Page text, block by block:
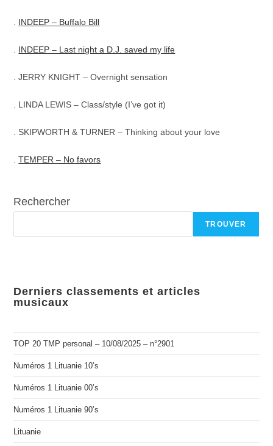
INDEEP – Buffalo Bill
INDEEP – Last night a D.J. saved my life
. JERRY KNIGHT – Overnight sensation
. LINDA LEWIS – Class/style (I’ve got it)
. SKIPWORTH & TURNER – Thinking about your love
.TEMPER – No favors
Rechercher
TROUVER
Derniers classements et articles
musicaux
TOP 20 TMP personal – 10/08/2025 – n°2901
Numéros 1 Lituanie 10’s
Numéros 1 Lituanie 00’s
Numéros 1 Lituanie 90’s
Lituanie